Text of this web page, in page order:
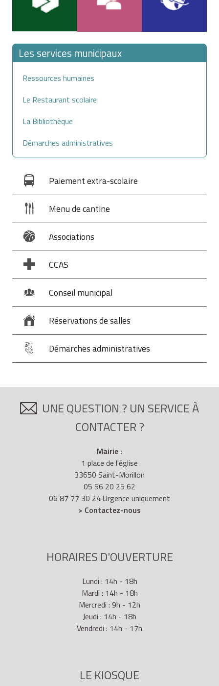
Les services municipaux
Ressources humaines
Le Restaurant scolaire
La Bibliothèque
Démarches administratives
Paiement extra-scolaire
Menu de cantine
Associations
CCAS
Conseil municipal
Réservations de salles
Démarches administratives
UNE QUESTION ? UN SERVICE À
CONTACTER ?
Mairie :
1 place de l'église
33650 Saint-Morillon
05 56 20 25 62
06 87 77 30 24 Urgence uniquement
> Contactez-nous
HORAIRES D'OUVERTURE
Lundi : 14h - 18h
Mardi : 14h - 18h
Mercredi : 9h - 12h
Jeudi : 14h - 18h
Vendredi : 14h - 17h
LE KIOSQUE